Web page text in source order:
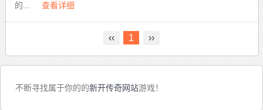
的...
查看详细
‹‹ 1 ››
不断寻找属于你的的新开传奇网站游戏！